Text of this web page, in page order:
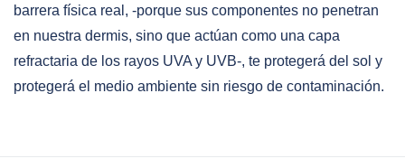
barrera física real, -porque sus componentes no penetran
en nuestra dermis, sino que actúan como una capa
refractaria de los rayos UVA y UVB-, te protegerá del sol y
protegerá el medio ambiente sin riesgo de contaminación.